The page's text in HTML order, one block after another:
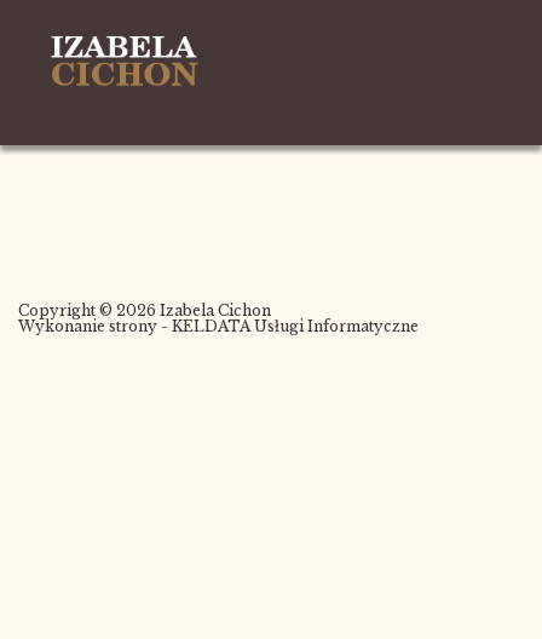
Copyright © 2026 Izabela Cichon
Wykonanie strony - KELDATA Usługi Informatyczne